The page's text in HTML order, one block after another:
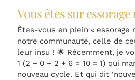
Vous êtes sur essorage
Êtes-vous en plein « essorage
notre communauté, celle de
leur insu ! 🌟 Récemment, je
1 (2 + 0 + 2 + 6 = 10 = 1) qui
nouveau cycle. Et qui dit